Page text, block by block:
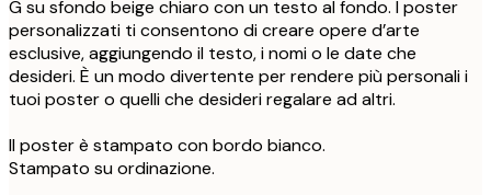
G su sfondo beige chiaro con un testo al fondo. I poster
personalizzati ti consentono di creare opere d’arte
esclusive, aggiungendo il testo, i nomi o le date che
desideri. È un modo divertente per rendere più personali i
tuoi poster o quelli che desideri regalare ad altri.
Il poster è stampato con bordo bianco.
Stampato su ordinazione.